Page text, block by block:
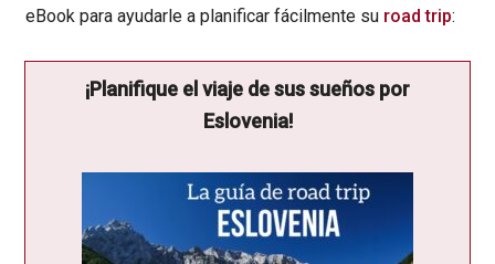
eBook para ayudarle a planificar fácilmente su road trip:
¡Planifique el viaje de sus sueños por
Eslovenia!